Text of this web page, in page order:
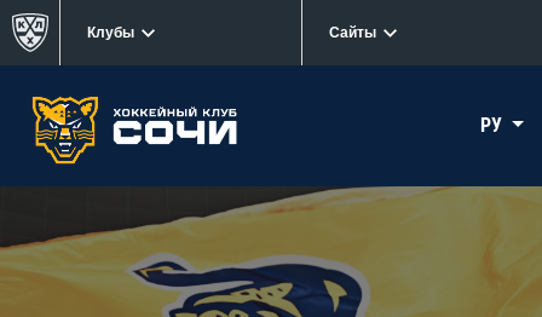
Клубы Сайты
РУ